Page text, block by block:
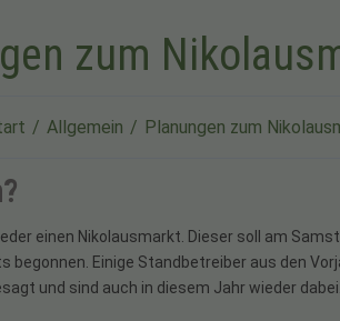
zum
Allgemein Planungen zum
einen Nikolausmarkt. Dieser soll am
Einige Standbetreiber aus den
und sind auch in diesem Jahr wieder